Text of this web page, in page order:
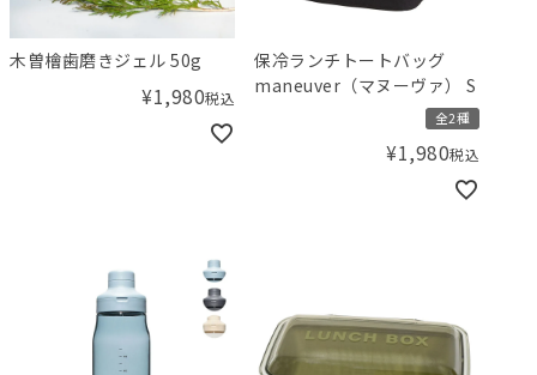
木曽檜歯磨きジェル 50g
¥1,980税込
保冷ランチトートバッグ
maneuver（マヌーヴァ） S
全2種
¥1,980税込